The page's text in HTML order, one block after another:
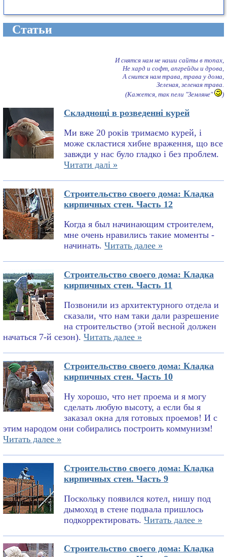
Cтатьи
И снятся нам не наши сайты в топах,
Не хард и софт, апгрейды и дрова,
А снится нам трава, трава у дома,
Зеленая, зеленая трава.
(Кажется, так пели "Земляне"
)
Складнощі в розведенні курей
Ми вже 20 років тримаємо курей, і
може скластися хибне враження, що все
завжди у нас було гладко і без проблем.
Читати далі »
Строительство своего дома: Кладка
кирпичных стен. Часть 12
Когда я был начинающим строителем,
мне очень нравились такие моменты -
начинать. Читать далее »
Строительство своего дома: Кладка
кирпичных стен. Часть 11
Позвонили из архитектурного отдела и
сказали, что нам таки дали разрешение
на строительство (этой весной должен
начаться 7-й сезон). Читать далее »
Строительство своего дома: Кладка
кирпичных стен. Часть 10
Ну хорошо, что нет проема и я могу
сделать любую высоту, а если бы я
заказал окна для готовых проемов! И с
этим народом они собирались построить коммунизм!
Читать далее »
Строительство своего дома: Кладка
кирпичных стен. Часть 9
Поскольку появился котел, нишу под
дымоход в стене подвала пришлось
подкорректировать. Читать далее »
Строительство своего дома: Кладка